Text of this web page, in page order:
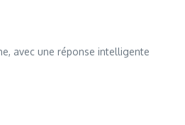
avec une réponse intelligente